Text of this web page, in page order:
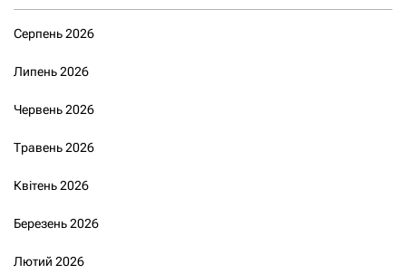
Серпень 2026
Липень 2026
Червень 2026
Травень 2026
Квітень 2026
Березень 2026
Лютий 2026